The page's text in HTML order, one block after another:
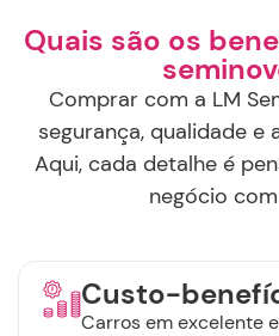
Quais são os
Comprar com a LM
segurança, qualidade e
Aqui, cada detalhe é
negócio
Custo-
Carros em excelente